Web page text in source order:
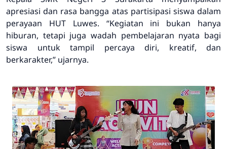
apresiasi dan rasa bangga atas partisipasi siswa dalam
perayaan HUT Luwes. “Kegiatan ini bukan hanya
hiburan, tetapi juga wadah pembelajaran nyata bagi
siswa untuk tampil percaya diri, kreatif, dan
berkarakter,” ujarnya.